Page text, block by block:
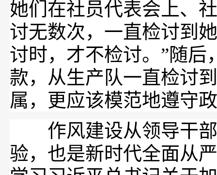
她们在社员代表会上、
讨无数次，一直检讨到
讨时，才不检讨。”随
款，从生产队一直检讨
属，更应该模范地遵守
作风建设从领导干部
验，也是新时代全面从